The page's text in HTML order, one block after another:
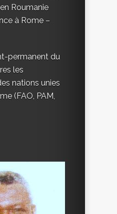
Roumanie
à Rome –
permanent du
les
nations unies
(FAO, PAM,